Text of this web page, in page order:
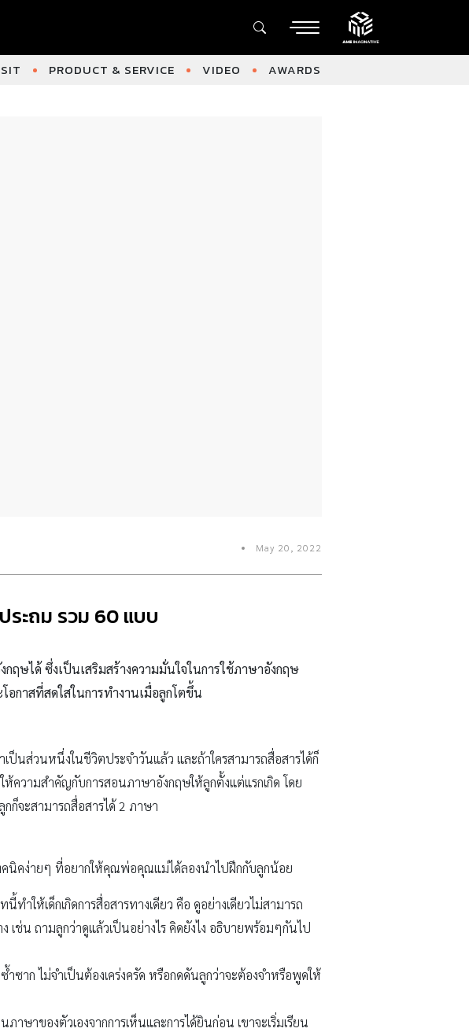
PRODUCT & SERVICE VIDEO AWARDS
May 20, 2022
ะถม รวม 60 แบบ
ฤษได้ ซึ่งเป็นเสริมสร้างความมั่นใจในการใช้ภาษาอังกฤษ
อกาสที่สดใสในการทำงานเมื่อลูกโตขึ้น
นส่วนหนึ่งในชีวิตประจำวันแล้ว และถ้าใครสามารถสื่อสารได้ก็
ความสำคัญกับการสอนภาษาอังกฤษให้ลูกตั้งแต่แรกเกิด โดย
ก็จะสามารถสื่อสารได้ 2 ภาษา
นิคง่ายๆ ที่อยากให้คุณพ่อคุณแม่ได้ลองนำไปฝึกกับลูกน้อย
ำให้เด็กเกิดการสื่อสารทางเดียว คือ ดูอย่างเดียวไม่สามารถ
ช่น ถามลูกว่าดูแล้วเป็นอย่างไร คิดยังไง อธิบายพร้อมๆกันไป
ซาก ไม่จำเป็นต้องเคร่งครัด หรือกดดันลูกว่าจะต้องจำหรือพูดให้
าษาของตัวเองจากการเห็นและการได้ยินก่อน เขาจะเริ่มเรียน